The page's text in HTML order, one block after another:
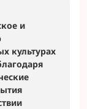
и
культурах